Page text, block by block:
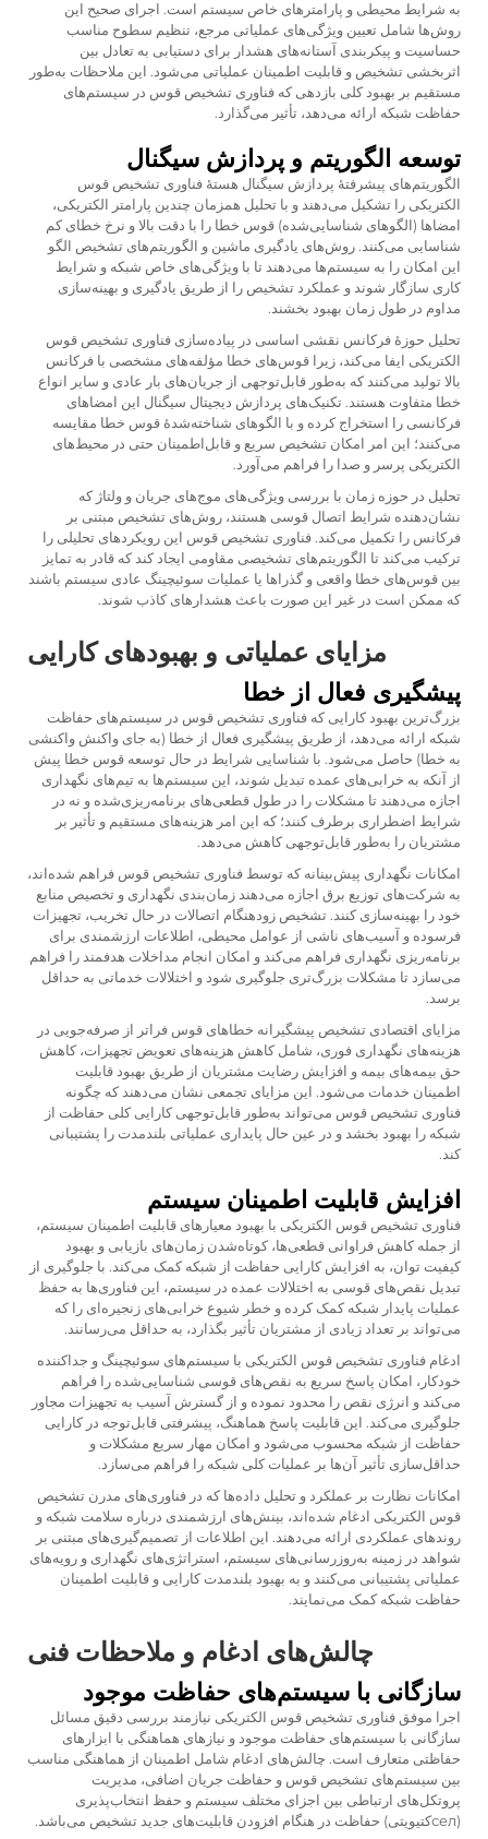
به شرایط محیطی و پارامترهای خاص سیستم است. اجرای صحیح این
روش‌ها شامل تعیین ویژگی‌های عملیاتی مرجع، تنظیم سطوح مناسب
حساسیت و پیکربندی آستانه‌های هشدار برای دستیابی به تعادل بین
اثربخشی تشخیص و قابلیت اطمینان عملیاتی می‌شود. این ملاحظات به‌طور
مستقیم بر بهبود کلی بازدهی که فناوری تشخیص قوس در سیستم‌های
حفاظت شبکه ارائه می‌دهد، تأثیر می‌گذارد.
توسعه الگوریتم و پردازش سیگنال
الگوریتم‌های پیشرفتهٔ پردازش سیگنال هستهٔ فناوری تشخیص قوس
الکتریکی را تشکیل می‌دهند و با تحلیل همزمان چندین پارامتر الکتریکی،
امضاها (الگوهای شناسایی‌شده) قوس خطا را با دقت بالا و نرخ خطای کم
شناسایی می‌کنند. روش‌های یادگیری ماشین و الگوریتم‌های تشخیص الگو
این امکان را به سیستم‌ها می‌دهند تا با ویژگی‌های خاص شبکه و شرایط
کاری سازگار شوند و عملکرد تشخیص را از طریق یادگیری و بهینه‌سازی
مداوم در طول زمان بهبود بخشند.
تحلیل حوزهٔ فرکانس نقشی اساسی در پیاده‌سازی فناوری تشخیص قوس
الکتریکی ایفا می‌کند، زیرا قوس‌های خطا مؤلفه‌های مشخصی با فرکانس
بالا تولید می‌کنند که به‌طور قابل‌توجهی از جریان‌های بار عادی و سایر انواع
خطا متفاوت هستند. تکنیک‌های پردازش دیجیتال سیگنال این امضاهای
فرکانسی را استخراج کرده و با الگوهای شناخته‌شدهٔ قوس خطا مقایسه
می‌کنند؛ این امر امکان تشخیص سریع و قابل‌اطمینان حتی در محیط‌های
الکتریکی پرسر و صدا را فراهم می‌آورد.
تحلیل در حوزه زمان با بررسی ویژگی‌های موج‌های جریان و ولتاژ که
نشان‌دهنده شرایط اتصال قوسی هستند، روش‌های تشخیص مبتنی بر
فرکانس را تکمیل می‌کند. فناوری تشخیص قوس این رویکردهای تحلیلی را
ترکیب می‌کند تا الگوریتم‌های تشخیصی مقاومی ایجاد کند که قادر به تمایز
بین قوس‌های خطا واقعی و گذراها یا عملیات سوئیچینگ عادی سیستم باشند
که ممکن است در غیر این صورت باعث هشدارهای کاذب شوند.
مزایای عملیاتی و بهبودهای کارایی
پیشگیری فعال از خطا
بزرگ‌ترین بهبود کارایی که فناوری تشخیص قوس در سیستم‌های حفاظت
شبکه ارائه می‌دهد، از طریق پیشگیری فعال از خطا (به جای واکنش واکنشی
به خطا) حاصل می‌شود. با شناسایی شرایط در حال توسعه قوس خطا پیش
از آنکه به خرابی‌های عمده تبدیل شوند، این سیستم‌ها به تیم‌های نگهداری
اجازه می‌دهند تا مشکلات را در طول قطعی‌های برنامه‌ریزی‌شده و نه در
شرایط اضطراری برطرف کنند؛ که این امر هزینه‌های مستقیم و تأثیر بر
مشتریان را به‌طور قابل‌توجهی کاهش می‌دهد.
امکانات نگهداری پیش‌بینانه که توسط فناوری تشخیص قوس فراهم شده‌اند،
به شرکت‌های توزیع برق اجازه می‌دهند زمان‌بندی نگهداری و تخصیص منابع
خود را بهینه‌سازی کنند. تشخیص زودهنگام اتصالات در حال تخریب، تجهیزات
فرسوده و آسیب‌های ناشی از عوامل محیطی، اطلاعات ارزشمندی برای
برنامه‌ریزی نگهداری فراهم می‌کند و امکان انجام مداخلات هدفمند را فراهم
می‌سازد تا مشکلات بزرگ‌تری جلوگیری شود و اختلالات خدماتی به حداقل
برسد.
مزایای اقتصادی تشخیص پیشگیرانه خطاهای قوس فراتر از صرفه‌جویی در
هزینه‌های نگهداری فوری، شامل کاهش هزینه‌های تعویض تجهیزات، کاهش
حق بیمه‌های بیمه و افزایش رضایت مشتریان از طریق بهبود قابلیت
اطمینان خدمات می‌شود. این مزایای تجمعی نشان می‌دهند که چگونه
فناوری تشخیص قوس می‌تواند به‌طور قابل‌توجهی کارایی کلی حفاظت از
شبکه را بهبود بخشد و در عین حال پایداری عملیاتی بلندمدت را پشتیبانی
کند.
افزایش قابلیت اطمینان سیستم
فناوری تشخیص قوس الکتریکی با بهبود معیارهای قابلیت اطمینان سیستم،
از جمله کاهش فراوانی قطعی‌ها، کوتاه‌شدن زمان‌های بازیابی و بهبود
کیفیت توان، به افزایش کارایی حفاظت از شبکه کمک می‌کند. با جلوگیری از
تبدیل نقص‌های قوسی به اختلالات عمده در سیستم، این فناوری‌ها به حفظ
عملیات پایدار شبکه کمک کرده و خطر شیوع خرابی‌های زنجیره‌ای را که
می‌تواند بر تعداد زیادی از مشتریان تأثیر بگذارد، به حداقل می‌رسانند.
ادغام فناوری تشخیص قوس الکتریکی با سیستم‌های سوئیچینگ و جداکننده
خودکار، امکان پاسخ سریع به نقص‌های قوسی شناسایی‌شده را فراهم
می‌کند و انرژی نقص را محدود نموده و از گسترش آسیب به تجهیزات مجاور
جلوگیری می‌کند. این قابلیت پاسخ هماهنگ، پیشرفتی قابل‌توجه در کارایی
حفاظت از شبکه محسوب می‌شود و امکان مهار سریع مشکلات و
حداقل‌سازی تأثیر آن‌ها بر عملیات کلی شبکه را فراهم می‌سازد.
امکانات نظارت بر عملکرد و تحلیل داده‌ها که در فناوری‌های مدرن تشخیص
قوس الکتریکی ادغام شده‌اند، بینش‌های ارزشمندی درباره سلامت شبکه و
روندهای عملکردی ارائه می‌دهند. این اطلاعات از تصمیم‌گیری‌های مبتنی بر
شواهد در زمینه به‌روزرسانی‌های سیستم، استراتژی‌های نگهداری و رویه‌های
عملیاتی پشتیبانی می‌کنند و به بهبود بلندمدت کارایی و قابلیت اطمینان
حفاظت شبکه کمک می‌نمایند.
چالش‌های ادغام و ملاحظات فنی
سازگانی با سیستم‌های حفاظت موجود
اجرا موفق فناوری تشخیص قوس الکتریکی نیازمند بررسی دقیق مسائل
سازگانی با سیستم‌های حفاظت موجود و نیازهای هماهنگی با ابزارهای
حفاظتی متعارف است. چالش‌های ادغام شامل اطمینان از هماهنگی مناسب
بین سیستم‌های تشخیص قوس و حفاظت جریان اضافی، مدیریت
پروتکل‌های ارتباطی بین اجزای مختلف سیستم و حفظ انتخاب‌پذیری
(селکتیویتی) حفاظت در هنگام افزودن قابلیت‌های جدید تشخیص می‌باشد.